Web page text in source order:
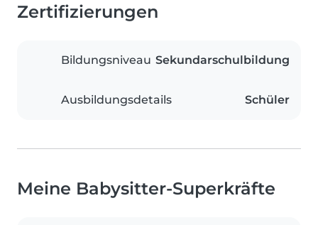
Zertifizierungen
Bildungsniveau Sekundarschulbildung
Ausbildungsdetails Schüler
Meine Babysitter-Superkräfte